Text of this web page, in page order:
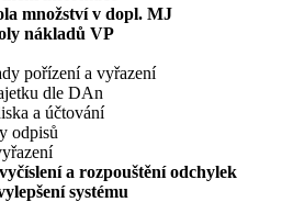
množství v dopl. MJ
nákladů VP
pořízení a vyřazení
dle DAn
a účtování
odpisů
a rozpouštění odchylek
systému